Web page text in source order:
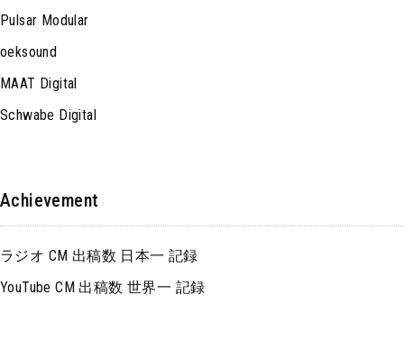
Pulsar Modular
oeksound
MAAT Digital
Schwabe Digital
Achievement
ラジオ CM 出稿数 日本一 記録
YouTube CM 出稿数 世界一 記録